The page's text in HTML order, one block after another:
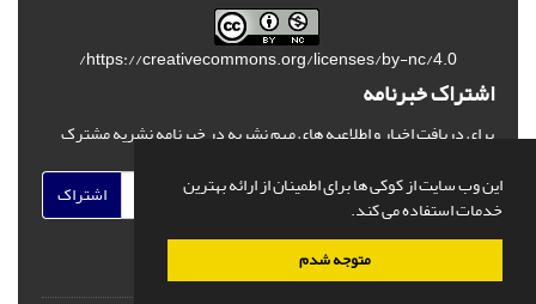
این وب سایت از کوکی ها برای اطمینان از ارائه بهترین
خدمات استفاده می کند.
متوجه شدم
https://creativecommons.org/licenses/by-nc/4.0/
اشتراک خبرنامه
برای دریافت اخبار و اطلاعیه های مهم نشریه در خبرنامه نشریه مشترک
اشتراک